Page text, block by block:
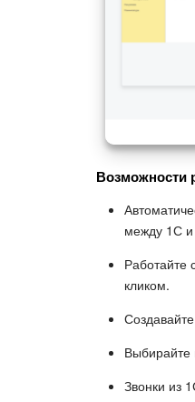
Возможности
между 1С и
Работайте
кликом.
Выбирайте
Звонки из